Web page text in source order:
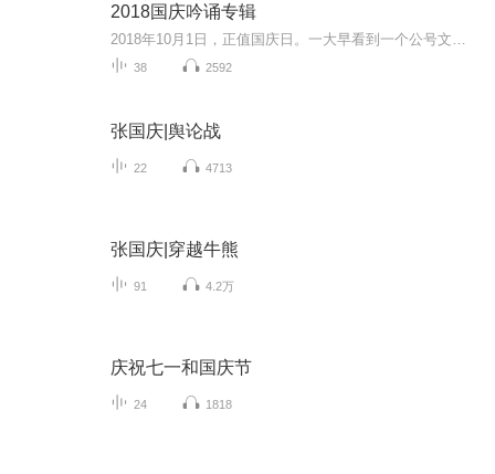
2018国庆吟诵专辑
38 2592
张国庆|舆论战
22 4713
张国庆|穿越牛熊
91 4.2万
庆祝七一和国庆节
24 1818